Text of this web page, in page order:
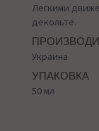
Легкими
декольте.
Украина
УПАКОВКА
50 мл